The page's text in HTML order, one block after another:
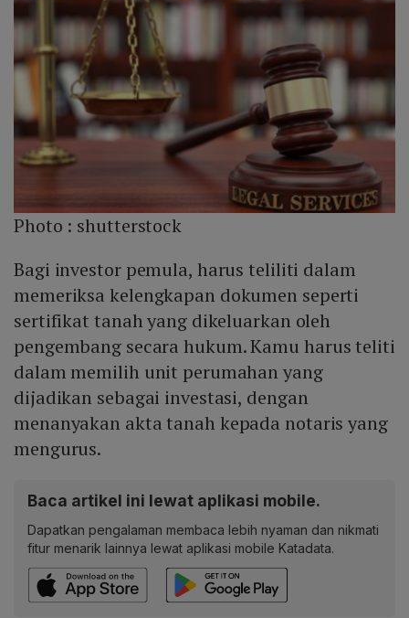
Photo : shutterstock
Bagi investor pemula, harus teliliti dalam
memeriksa kelengkapan dokumen seperti
sertifikat tanah yang dikeluarkan oleh
pengembang secara hukum. Kamu harus teliti
dalam memilih unit perumahan yang
dijadikan sebagai investasi, dengan
menanyakan akta tanah kepada notaris yang
mengurus.
Baca artikel ini lewat aplikasi mobile.
Dapatkan pengalaman membaca lebih nyaman dan nikmati
fitur menarik lainnya lewat aplikasi mobile Katadata.